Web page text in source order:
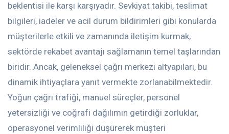
beklentisi ile karşı karşıyadır. Sevkiyat takibi, teslimat
bilgileri, iadeler ve acil durum bildirimleri gibi konularda
müşterilerle etkili ve zamanında iletişim kurmak,
sektörde rekabet avantajı sağlamanın temel taşlarından
biridir. Ancak, geleneksel çağrı merkezi altyapıları, bu
dinamik ihtiyaçlara yanıt vermekte zorlanabilmektedir.
Yoğun çağrı trafiği, manuel süreçler, personel
yetersizliği ve coğrafi dağılımın getirdiği zorluklar,
operasyonel verimliliği düşürerek müşteri